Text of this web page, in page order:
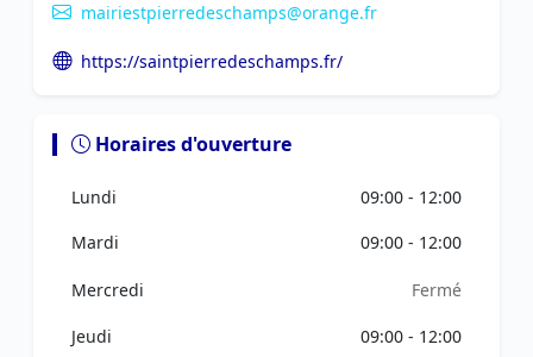
mairiestpierredeschamps@orange.fr
https://saintpierredeschamps.fr/
Horaires d'ouverture
Lundi
09:00 - 12:00
Mardi
09:00 - 12:00
Mercredi Fermé
Jeudi
09:00 - 12:00